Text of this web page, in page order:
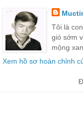
Tôi là
gió sớm
mộng
Xem hồ sơ hoàn chỉnh